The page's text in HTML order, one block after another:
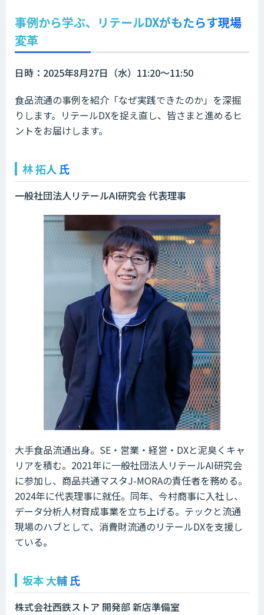
事例から学ぶ、リテールDXがもたらす現場
変革
日時：2025年8月27日（水）11:20～11:50
食品流通の事例を紹介「なぜ実践できたのか」を深掘
りします。リテールDXを捉え直し、皆さまと進めるヒ
ントをお届けします。
林 拓人 氏
一般社団法人リテールAI研究会 代表理事
大手食品流通出身。SE・営業・経営・DXと泥臭くキャ
リアを積む。⁠2021年に一般社団法人リテールAI研究会
に参加し、商品共通マスタJ-MORAの責任者を務める。
2024年に代表理事に就任。同年、今村商事に入社し、
データ分析人材育成事業を立ち上げる。テックと流通
現場のハブとして、消費財流通のリテールDXを支援し
ている。
坂本 大輔 氏
株式会社西鉄ストア 開発部 新店準備室